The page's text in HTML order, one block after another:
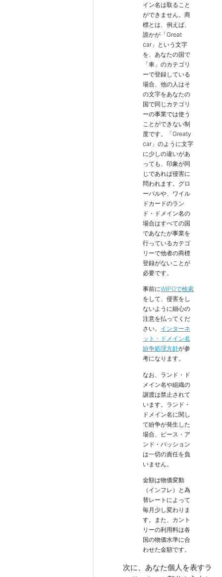
イン名は取ること
ができません。商
標とは、例えば、
誰かが「Great
car」という文字
を、あなたの国で
「車」のカテゴリ
ーで登録している
場合、他の人はそ
の文字をあなたの
国で同じカテゴリ
ーの事業では使う
ことができない制
度です。「Greaty
car」のように文字
に少しの違いがあ
っても、印象が同
じであれば侵害に
問われます。グロ
ーバルや、ワイル
ドカードのラン
ド・ドメイン名の
場合はすべての国
であなたが事業を
行っているカテゴ
リーで他者の商標
登録がないことが
必要です。
事前にWIPOで検索
をして、侵害をし
ないように細心の
注意を払ってくだ
さい。 インターネ
ット・ドメイン名
紛争処理方針が参
考になります。
なお、ランド・ド
メイン名や組織の
譲渡は禁止されて
います。ランド・
ドメイン名に関し
て紛争が発生した
場合、ピース・ア
ンド・パッション
は一切の責任を負
いません。
金額は物価変動
（インフレ）と為
替レートによって
毎月少し変わりま
す。また、カント
リーの利用料は各
国の物価水準に合
わせた金額です。
次に、あなた個人を表すラ